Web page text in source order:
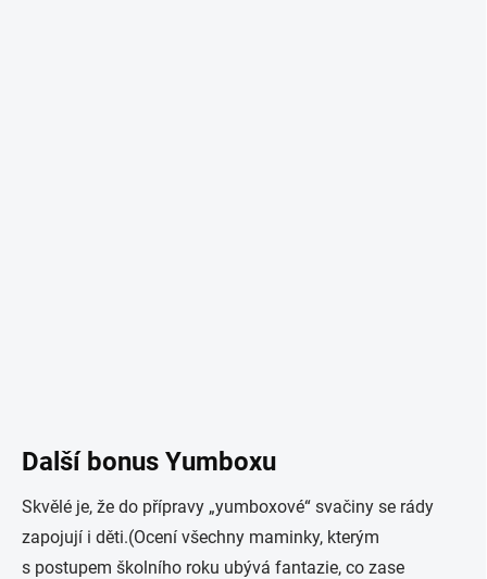
Další bonus Yumboxu
Skvělé je, že do přípravy „yumboxové“ svačiny se rády
zapojují i děti.(Ocení všechny maminky, kterým
s postupem školního roku ubývá fantazie, co zase